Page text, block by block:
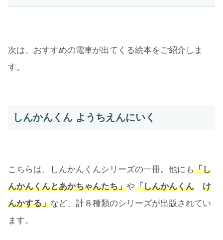
次は、おすすめの電車が出てくる絵本をご紹介しま
す。
しんかんくん ようちえんにいく
こちらは、しんかんくんシリーズの一冊。他にも「し
んかんくんとあかちゃんたち」や「しんかんくん
け
んかする」など、計８種類のシリーズが出版されてい
ます。